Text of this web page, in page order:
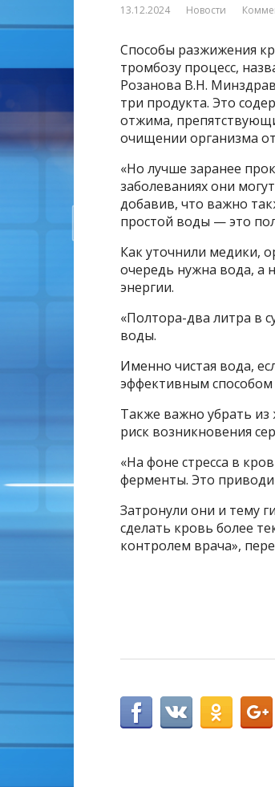
13.12.2024 Новости
Способы разжижения
тромбозу процесс,
Розанова В.Н.
три продукта. Это
отжима,
очищении организма
«Но лучше заранее
заболеваниях они
добавив, что важно
простой воды — это
Как уточнили медики,
очередь нужна вода, а
энергии.
«Полтора-два литра в
воды.
Именно чистая вода,
эффективным способом
Также важно убрать
риск возникновения
«На фоне стресса в
ферменты. Это
Затронули они и тему
сделать кровь более
контролем врача»,